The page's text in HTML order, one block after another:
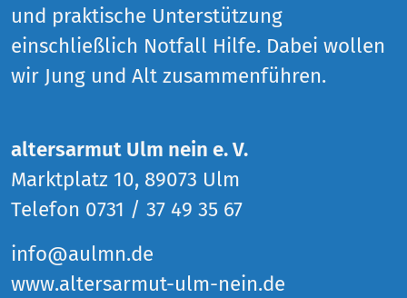
und praktische Unterstützung
einschließlich Notfall Hilfe. Dabei wollen
wir Jung und Alt zusammenführen.
altersarmut Ulm nein e. V.
Marktplatz 10, 89073 Ulm
Telefon 0731 / 37 49 35 67
info@aulmn.de
www.altersarmut-ulm-nein.de